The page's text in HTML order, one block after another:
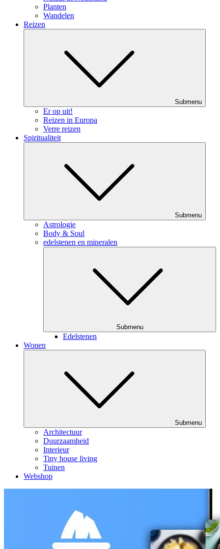
Planten
Wandelen
Reizen
Submenu
Er op uit!
Reizen in Europa
Verre reizen
Spiritualiteit
Submenu
Astrologie
Body & Soul
edelstenen en mineralen
Submenu
Edelstenen
Wonen
Submenu
Architectuur
Duurzaamheid
Interieur
Tiny house living
Tuinen
Webshop